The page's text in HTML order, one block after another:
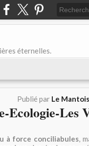
éternelles.
Publié par Le
Ecologie-Les
à force conciliabules,